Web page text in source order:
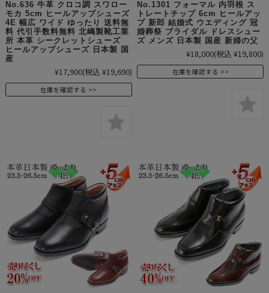
No.636 牛革 クロコ調 スワロー
モカ 5cm ヒールアップシューズ
4E 幅広 ワイド ゆったり 送料無
料 代引手数料無料 北嶋製靴工業
所 本革 シークレットシューズ
ヒールアップシューズ 日本製 国
産
¥17,900(税込 ¥19,690)
在庫を確認する
No.1301 フォーマル 内羽根 ス
トレートチップ 6cm ヒールアッ
プ 新郎 結婚式 ウエディング 冠
婚葬祭 ブライダル ドレスシュー
ズ メンズ 日本製 国産 新婦の父
¥18,000(税込 ¥19,800)
在庫を確認する